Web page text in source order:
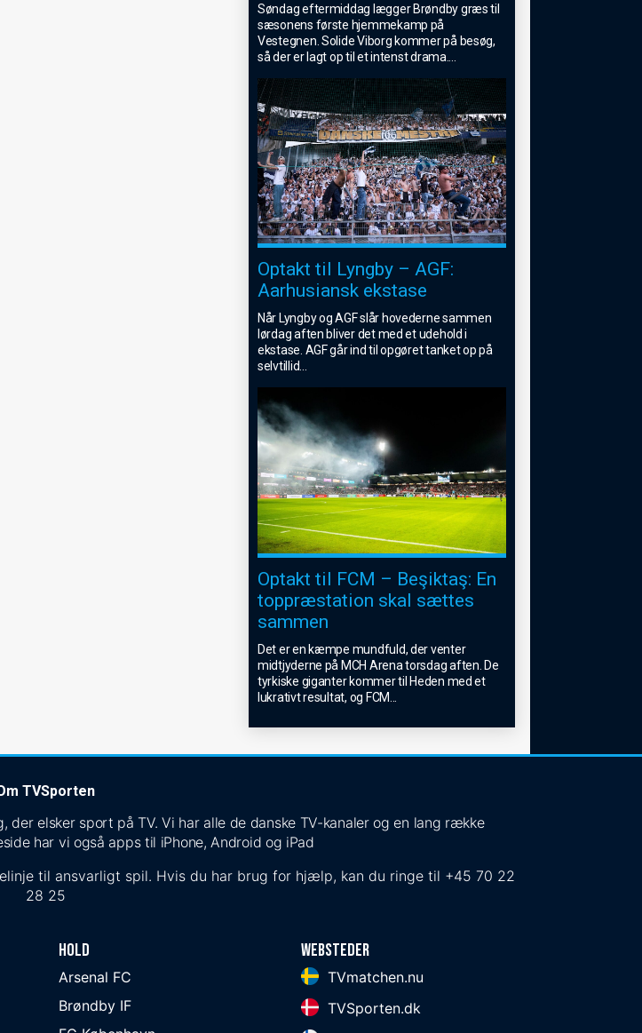
Søndag eftermiddag lægger Brøndby græs til
sæsonens første hjemmekamp på
Vestegnen. Solide Viborg kommer på besøg,
så der er lagt op til et intenst drama.
Optakt til Lyngby – AGF:
Aarhusiansk ekstase
Når Lyngby og AGF slår hovederne sammen
lørdag aften bliver det med et udehold i
ekstase. AGF går ind til opgøret tanket op på
selvtillid...
Optakt til FCM – Beşiktaş: En
toppræstation skal sættes
sammen
Det er en kæmpe mundfuld, der venter
midtjyderne på MCH Arena torsdag aften. De
tyrkiske giganter kommer til Heden med et
lukrativt resultat, og FCM
TVSporten
elsker sport på TV. Vi har alle de danske TV-kanaler og en lang række
har vi også apps til iPhone, Android og iPad
til ansvarligt spil. Hvis du har brug for hjælp, kan du ringe til +45 70 22
28 25
Hold
Arsenal FC
Brøndby IF
Websteder
TVmatchen.nu
TVSporten.dk